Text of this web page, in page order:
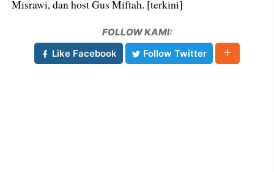
Misrawi, dan host Gus Miftah. [terkini]
FOLLOW KAMI:
Like Facebook
Follow Twitter